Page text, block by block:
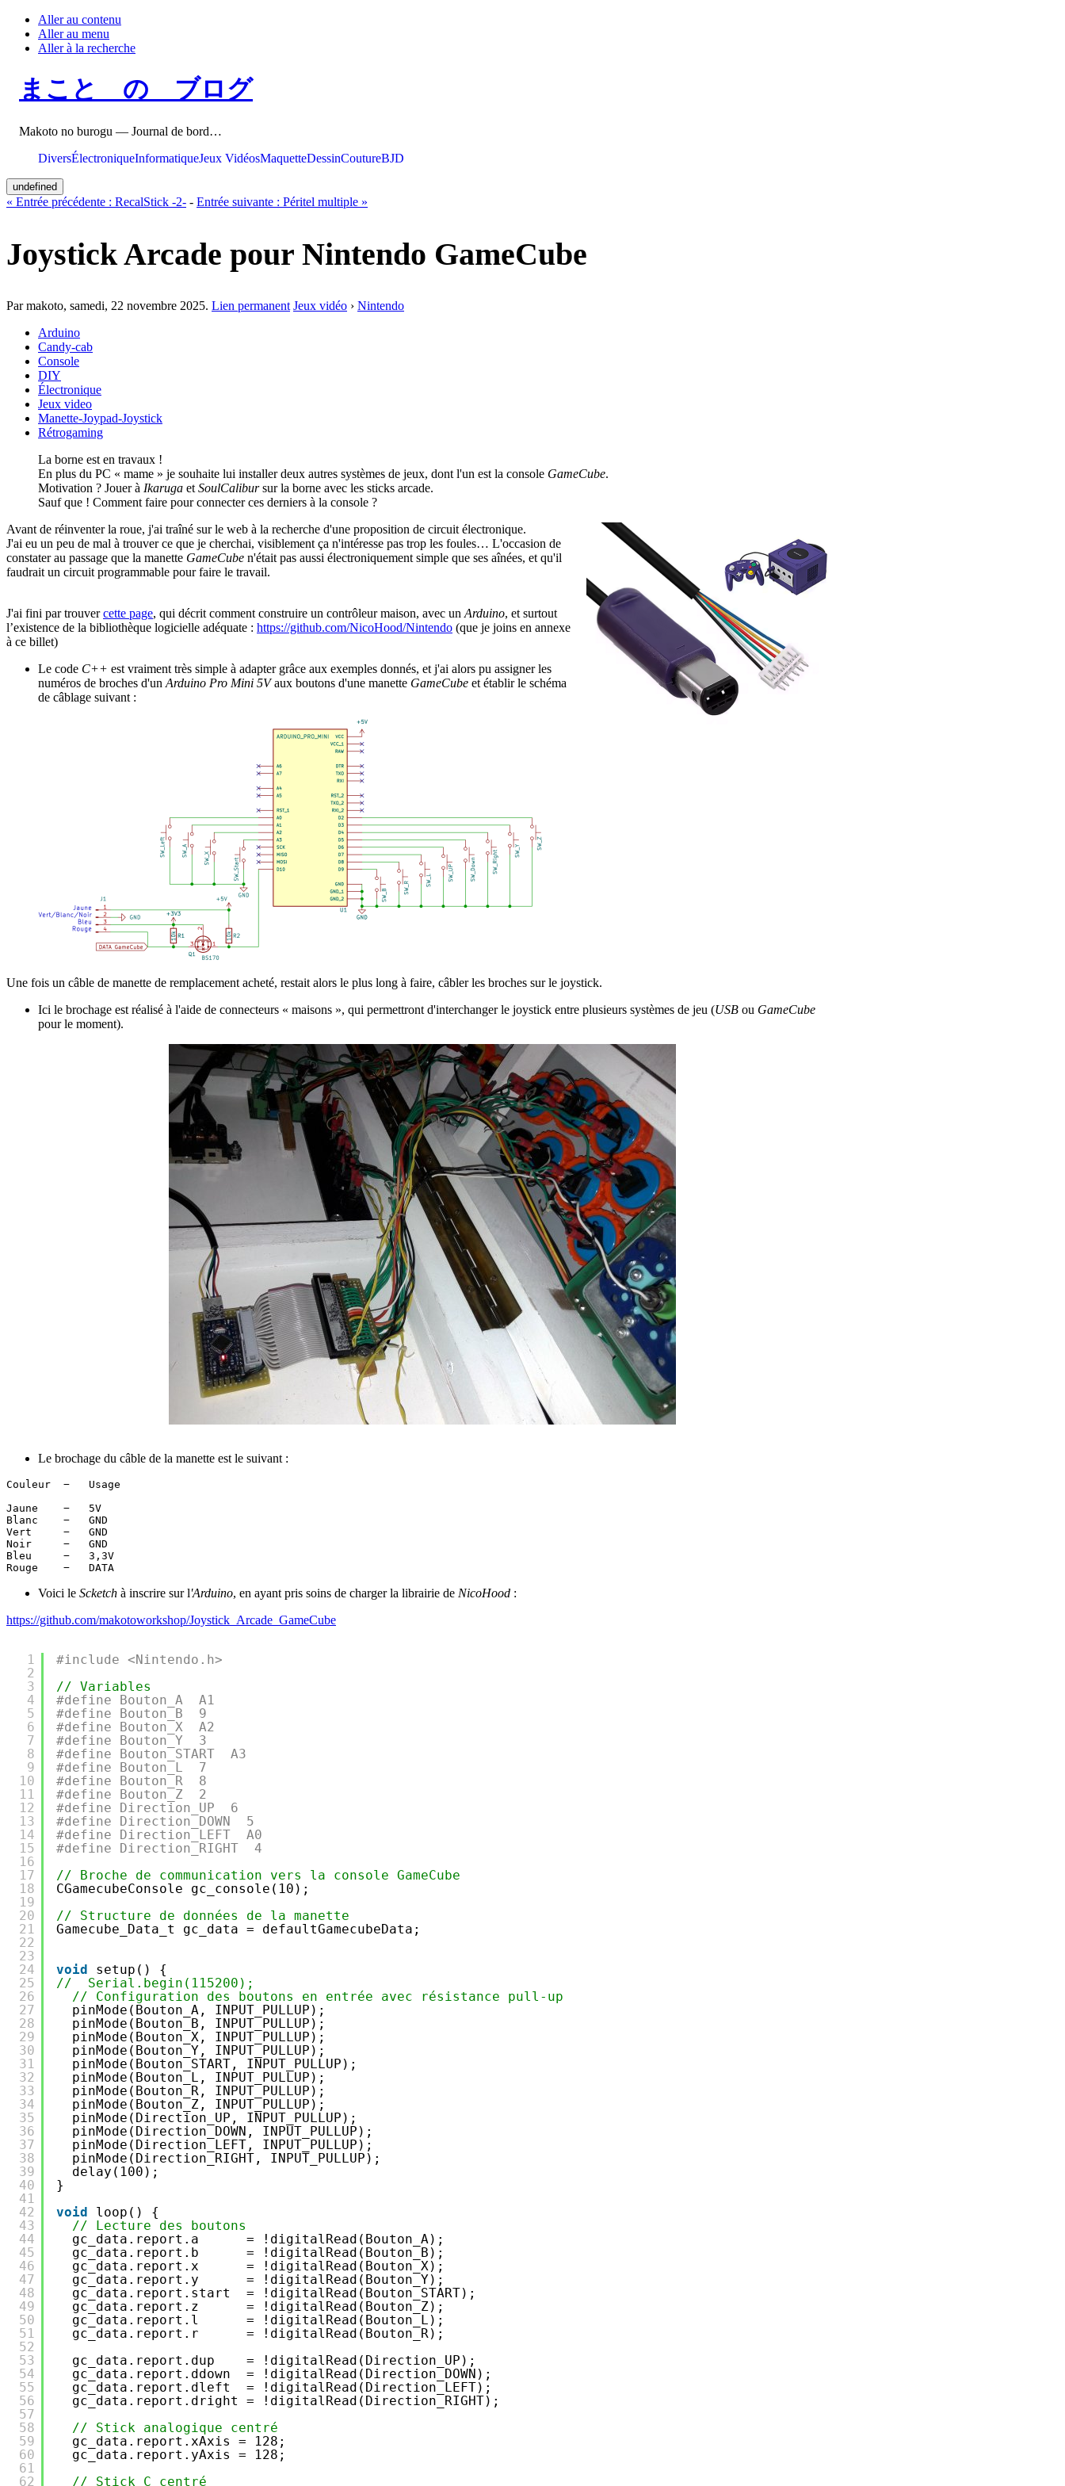
Aller au contenu
Aller au menu
Aller à la recherche
まこと の ブログ
Makoto no burogu — Journal de bord…
DiversÉlectroniqueInformatiqueJeux VidéosMaquetteDessinCoutureBJD
undefined
« Entrée précédente : RecalStick -2- - Entrée suivante : Péritel multiple »
Joystick Arcade pour Nintendo GameCube
Par makoto, samedi, 22 novembre 2025. Lien permanent Jeux vidéo › Nintendo
Arduino
Candy-cab
Console
DIY
Électronique
Jeux video
Manette-Joypad-Joystick
Rétrogaming
La borne est en travaux !
En plus du PC « mame » je souhaite lui installer deux autres systèmes de jeux, dont l'un est la console GameCube.
Motivation ? Jouer à Ikaruga et SoulCalibursur la borne avec les sticks arcade.
Sauf que ! Comment faire pour connecter ces derniers à la console ?
Avant de réinventer la roue, j'ai traîné sur le web à la recherche d'une proposition de circuit électronique.
J'ai eu un peu de mal à trouver ce que je cherchai, visiblement ça n'intéresse pas trop les foules… L'occasion de
constater au passage que la manette GameCube n'était pas aussi électroniquement simple que ses aînées, et qu'il
faudrait un circuit programmable pour faire le travail.
J'ai fini par trouvercette page, qui décrit comment construire un contrôleur maison, avec un Arduino, et surtout
l’existence de la bibliothèque logicielle adéquate : https://github.com/NicoHood/Nintendo (que je joins en annexe
à ce billet)
Le code C++ est vraiment très simple à adapter grâce aux exemples donnés, et j'ai alors pu assigner les
numéros de broches d'un Arduino Pro Mini 5Vaux boutons d'une manette GameCube et établir le schéma
de câblage suivant :
Une fois un câble de manette de remplacement acheté, restait alors le plus long à faire, câbler les broches sur le joystick.
Ici le brochage est réalisé à l'aide de connecteurs « maisons », qui permettront d'interchanger le joystick entre plusieurs systèmes de jeu (USB ou GameCube
pour le moment).
Le brochage du câble de la manette est le suivant :
Couleur  −   Usage
Jaune    −   5V
Blanc    −   GND
Vert     −   GND
Noir     −   GND
Bleu     −   3,3V
Voici le Scketch à inscrire sur l'Arduino, en ayant pris soins de charger la librairie de NicoHood :
https://github.com/makotoworkshop/Joystick_Arcade_GameCube
1
2
3
4
5
6
7
8
9
10
11
12
13
14
15
16
17
18
19
20
21
22
23
24
25
26
27
28
29
30
31
32
33
34
35
36
37
38
39
40
41
42
43
44
45
46
47
48
49
50
51
52
53
54
55
56
57
58
59
60
61
62
#include <Nintendo.h>
// Variables
#define Bouton_A  A1
#define Bouton_B  9
#define Bouton_X  A2
#define Bouton_Y  3
#define Bouton_START  A3
#define Bouton_L  7
#define Bouton_R  8
#define Bouton_Z  2
#define Direction_UP  6
#define Direction_DOWN  5
#define Direction_LEFT  A0
#define Direction_RIGHT  4
// Broche de communication vers la console GameCube
CGamecubeConsole gc_console(10);
// Structure de données de la manette
Gamecube_Data_t gc_data = defaultGamecubeData;
void
setup() {
//  Serial.begin(115200);
// Configuration des boutons en entrée avec résistance pull-up
pinMode(Bouton_A, INPUT_PULLUP);
pinMode(Bouton_B, INPUT_PULLUP);
pinMode(Bouton_X, INPUT_PULLUP);
pinMode(Bouton_Y, INPUT_PULLUP);
pinMode(Bouton_START, INPUT_PULLUP);
pinMode(Bouton_L, INPUT_PULLUP);
pinMode(Bouton_R, INPUT_PULLUP);
pinMode(Bouton_Z, INPUT_PULLUP);
pinMode(Direction_UP, INPUT_PULLUP);
pinMode(Direction_DOWN, INPUT_PULLUP);
pinMode(Direction_LEFT, INPUT_PULLUP);
pinMode(Direction_RIGHT, INPUT_PULLUP);
delay(100);
}
void
loop() {
// Lecture des boutons
gc_data.report.a      = !digitalRead(Bouton_A);
gc_data.report.b      = !digitalRead(Bouton_B);
gc_data.report.x      = !digitalRead(Bouton_X);
gc_data.report.y      = !digitalRead(Bouton_Y);
gc_data.report.start  = !digitalRead(Bouton_START);
gc_data.report.z      = !digitalRead(Bouton_Z);
gc_data.report.l      = !digitalRead(Bouton_L);
gc_data.report.r      = !digitalRead(Bouton_R);
gc_data.report.dup    = !digitalRead(Direction_UP);
gc_data.report.ddown  = !digitalRead(Direction_DOWN);
gc_data.report.dleft  = !digitalRead(Direction_LEFT);
gc_data.report.dright = !digitalRead(Direction_RIGHT);
// Stick analogique centré
gc_data.report.xAxis = 128;
gc_data.report.yAxis = 128;
// Stick C centré